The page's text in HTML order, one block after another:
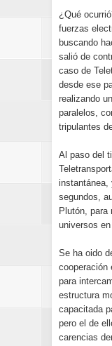
¿Qué
fuerzas
buscando
salió de
caso de
desde ese
realizando
paralelos,
tripulantes
Al paso del
instantánea,
segundos,
Plutón, para
universos
Se ha oido
cooperación
para
estructura
capacitada
pero el de
carencias